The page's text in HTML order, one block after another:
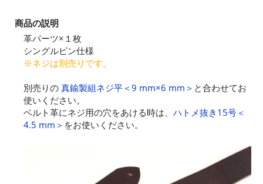
商品の説明
革パーツ×１枚
シングルピン仕様
※ネジは別売りです。
別売りの 真鍮製組ネジ平＜9 mm×6 mm＞ と合わせてお
使いください。
ベルト革にネジ用の穴をあける時は、 ハトメ抜き15号＜
4.5 mm＞ をお使いください。